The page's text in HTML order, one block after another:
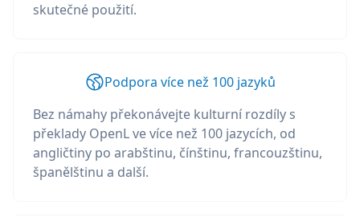
skutečné použití.
Podpora více než 100 jazyků
Bez námahy překonávejte kulturní rozdíly s
překlady OpenL ve více než 100 jazycích, od
angličtiny po arabštinu, čínštinu, francouzštinu,
španělštinu a další.